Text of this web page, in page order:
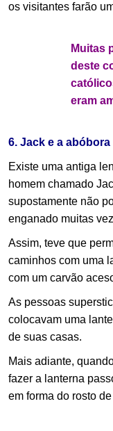
os visitantes farão
Muitas
deste
eram
6. Jack e a abóbora
Existe uma antiga
homem chamado
supostamente não
enganado muitas
Assim, teve que
caminhos com uma
com um carvão
As pessoas
colocavam uma
de suas casas.
Mais adiante,
fazer a lanterna
em forma do rosto